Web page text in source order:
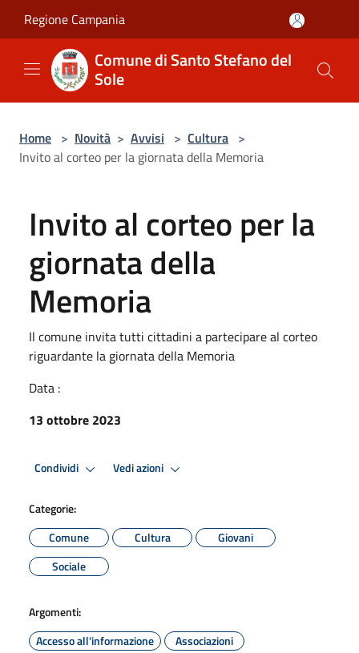
Regione Campania
Comune di Santo Stefano del
Sole
Home > Novità > Avvisi > Cultura >
Invito al corteo per la giornata della Memoria
Invito al corteo per la
giornata della
Memoria
Il comune invita tutti cittadini a partecipare al corteo
riguardante la giornata della Memoria
Data :
13 ottobre 2023
Condividi Vedi azioni
Categorie:
Comune
Cultura
Giovani
Sociale
Argomenti:
Accesso all'informazione
Associazioni